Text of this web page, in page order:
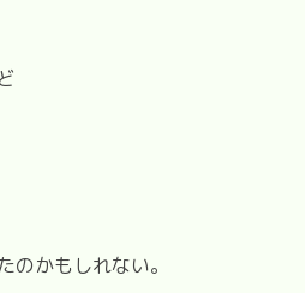
のかもしれない。